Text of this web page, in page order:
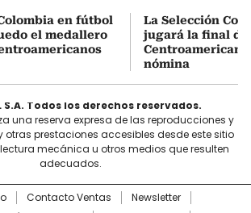
en fútbol
el medallero
La Selección
jugará la final de
nómina
S.A. Todos los derechos reservados.
una reserva expresa de las reproducciones y
otras prestaciones accesibles desde este sitio
mecánica u otros medios que resulten
adecuados.
Contacto Ventas
Newsletter